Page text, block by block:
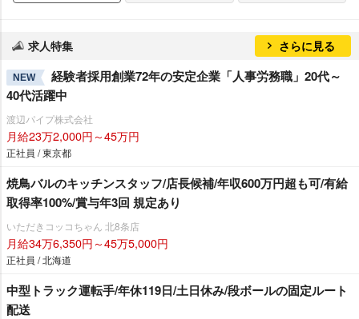
求人特集 さらに見る
NEW
経験者採用創業72年の安定企業「人事労務職」20代～
40代活躍中
渡辺パイプ株式会社
月給23万2,000円～45万円
正社員 / 東京都
焼鳥バルのキッチンスタッフ/店長候補/年収600万円超も可/有給
取得率100%/賞与年3回 規定あり
いただきコッコちゃん 北8条店
月給34万6,350円～45万5,000円
正社員 / 北海道
中型トラック運転手/年休119日/土日休み/段ボールの固定ルート
配送